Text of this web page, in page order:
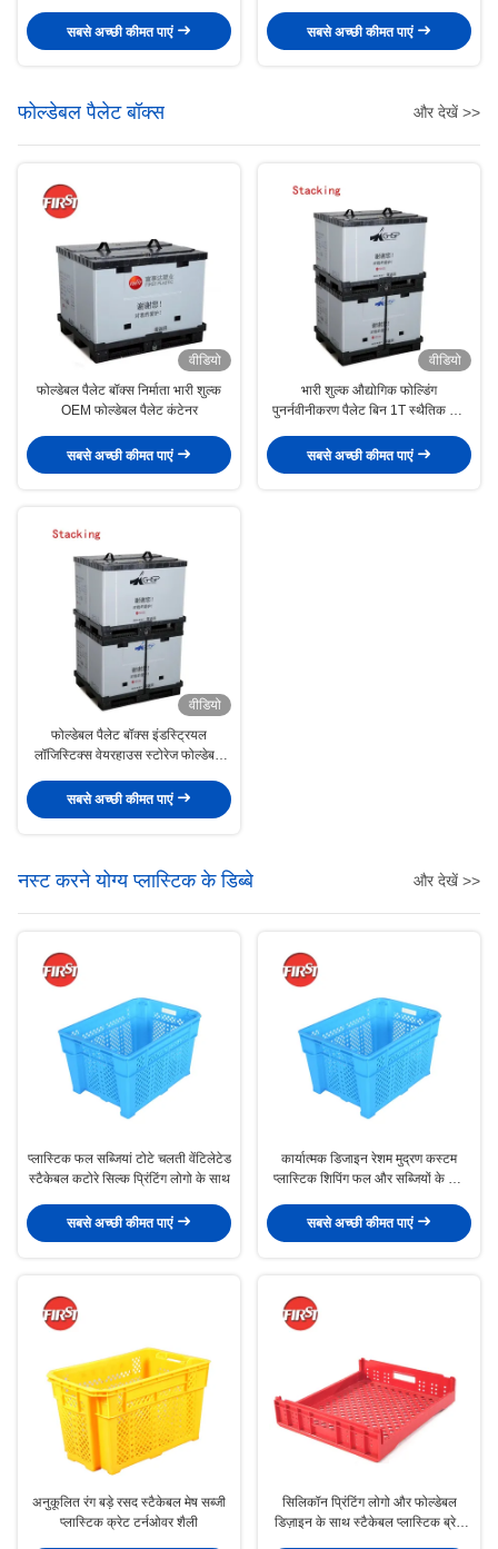
सबसे अच्छी कीमत पाएं
सबसे अच्छी कीमत पाएं
फोल्डेबल पैलेट बॉक्स और देखें >>
वीडियो
फोल्डेबल पैलेट बॉक्स निर्माता भारी शुल्क
OEM फोल्डेबल पैलेट कंटेनर
सबसे अच्छी कीमत पाएं
वीडियो
भारी शुल्क औद्योगिक फोल्डिंग
पुनर्नवीनीकरण पैलेट बिन 1T स्थैतिक भार
सबसे अच्छी कीमत पाएं
वीडियो
फोल्डेबल पैलेट बॉक्स इंडस्ट्रियल
लॉजिस्टिक्स वेयरहाउस स्टोरेज फोल्डेबल
सबसे अच्छी कीमत पाएं
नस्ट करने योग्य प्लास्टिक के डिब्बे और देखें >>
प्लास्टिक फल सब्जियां टोटे चलती वेंटिलेटेड
स्टैकेबल कटोरे सिल्क प्रिंटिंग लोगो के साथ
सबसे अच्छी कीमत पाएं
कार्यात्मक डिजाइन रेशम मुद्रण कस्टम
प्लास्टिक शिपिंग फल और सब्जियों के लिए
सबसे अच्छी कीमत पाएं
अनुकूलित रंग बड़े रसद स्टैकेबल मेष सब्जी
प्लास्टिक क्रेट टर्नओवर शैली
सिलिकॉन प्रिंटिंग लोगो और फोल्डेबल
डिज़ाइन के साथ स्टैकेबल प्लास्टिक ब्रेड